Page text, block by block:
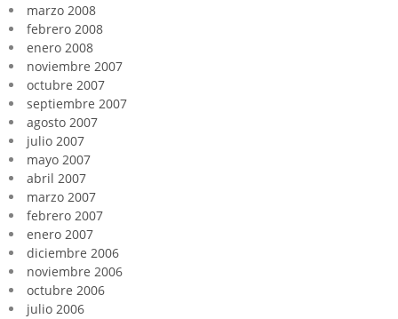
marzo 2008
febrero 2008
enero 2008
noviembre 2007
octubre 2007
septiembre 2007
agosto 2007
julio 2007
mayo 2007
abril 2007
marzo 2007
febrero 2007
enero 2007
diciembre 2006
noviembre 2006
octubre 2006
julio 2006